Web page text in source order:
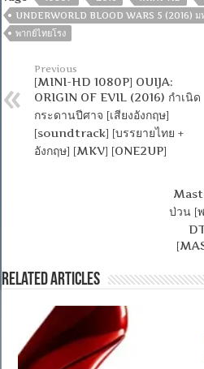
UNDERWORLD BLOOD WARS 5 (2016) ม
พากย์ไทยโรง
Previous
[MINI-HD 1080P] OUIJA:
ORIGIN OF EVIL (2016) กำเนิด
กระดานปีศาจ [เสียงอังกฤษ]
[soundtrack] [บรรยายไทย +
อังกฤษ] [MKV] [ONE2UP]
ป่วน [พ
Related Articles